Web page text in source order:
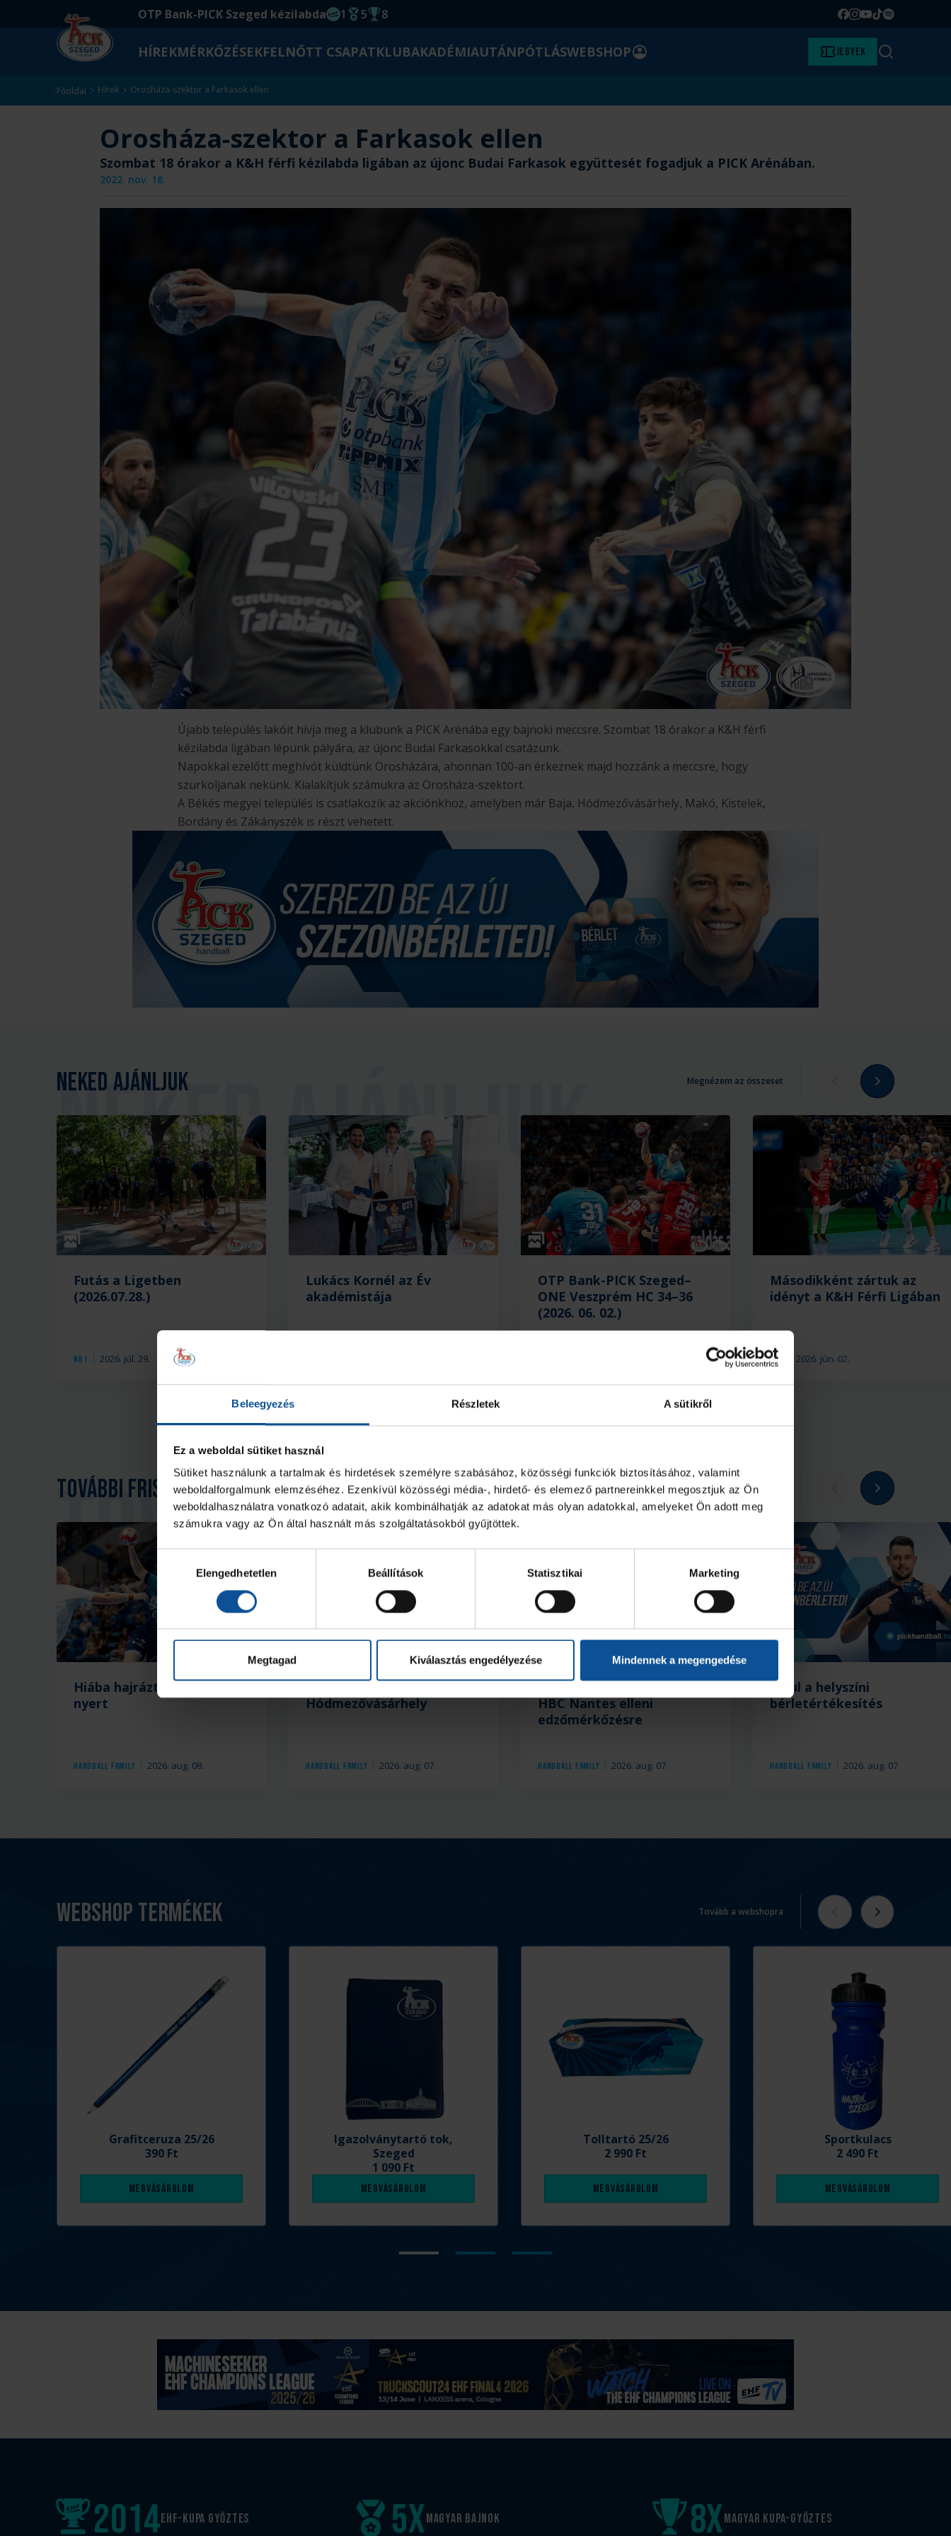
Beleegyezés Részletek A sütikről
Ez a weboldal sütiket használ
Sütiket használunk a tartalmak és hirdetések személyre szabásához, közösségi funkciók biztosításához, valamint
weboldalforgalmunk elemzéséhez. Ezenkívül közösségi média-, hirdető- és elemező partnereinkkel megosztjuk az Ön
weboldalhasználatra vonatkozó adatait, akik kombinálhatják az adatokat más olyan adatokkal, amelyeket Ön adott meg
számukra vagy az Ön által használt más szolgáltatásokból gyűjtöttek.
kiválasztásaElengedhetetlen Beállítások Statisztikai Marketing
Megtagad Kiválasztás engedélyezése Mindennek a megengedése
OTP Bank-PICK Szeged kézilabda
EHF kupagyőzelem 2014
1
Magyar Bajnoki cím
5
Magyar-Kupa győzelem
8 Facebook
Instagram
YouTube
TikTok
Spotify
HÍREKMÉRKŐZÉSEKFELNŐTT CSAPATKLUBAKADÉMIAUTÁNPÓTLÁSWEBSHOPBELÉPÉS Jegyek Keresés
Főoldal Hírek Orosháza-szektor a Farkasok ellen
Orosháza-szektor a Farkasok ellen
Szombat 18 órakor a K&H férfi kézilabda ligában az újonc Budai Farkasok együttesét fogadjuk a PICK Arénában.
2022. nov. 18.
Újabb település lakóit hívja meg a klubunk a PICK Arénába egy bajnoki meccsre. Szombat 18 órakor a K&H férfi
kézilabda ligában lépünk pályára, az újonc Budai Farkasokkal csatázunk.
Napokkal ezelőtt meghívót küldtünk Orosházára, ahonnan 100-an érkeznek majd hozzánk a meccsre, hogy
szurkoljanak nekünk. Kialakítjuk számukra az Orosháza-szektort.
A Békés megyei település is csatlakozik az akciónkhoz, amelyben már Baja, Hódmezővásárhely, Makó, Kistelek,
Bordány és Zákányszék is részt vehetett.
Neked ajánljuk Megnézem az összeset
Galéria
NB I 2026. júl. 29.
Futás a Ligetben
(2026.07.28.)
Lukács Kornél az Év
akadémistája
Galéria
OTP Bank-PICK Szeged–
ONE Veszprém HC 34–36
(2026. 06. 02.)
NB I 2026. jún. 02.
Másodikként zártuk az
idényt a K&H Férfi Ligában
További friss hírek Megnézem az összeset
Handball Family 2026. aug. 08.
Hiába hajráztunk, a Nantes
nyert
Galéria
Handball Family 2026. aug. 07.
#kékek Tour 1. állomás:
Hódmezővásárhely
Handball Family 2026. aug. 07.
Szurkolói információk a
HBC Nantes elleni
edzőmérkőzésre
Handball Family 2026. aug. 07.
Indul a helyszíni
bérletértékesítés
Webshop termékek Tovább a webshopra
Grafitceruza 25/26
390 Ft
Megvásárolom
Igazolványtartó tok,
Szeged
1 090 Ft
Megvásárolom
Tolltartó 25/26
2 990 Ft
Megvásárolom
Sportkulacs
2 490 Ft
Megvásárolom
EHF-Kupa győztes
2014 Magyar bajnok
5x Magyar kupa-győztes
8x